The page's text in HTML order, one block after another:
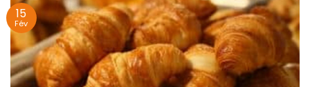
15
Fév